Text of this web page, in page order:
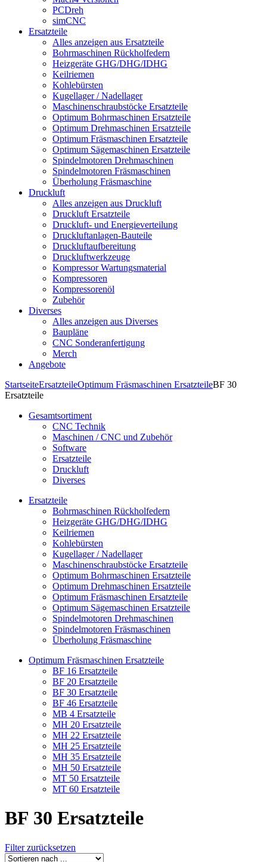
PCDreh
simCNC
Ersatzteile
Alles anzeigen aus Ersatzteile
Bohrmaschinen Rückholfedern
Heizgeräte GHG/DHG/IDHG
Keilriemen
Kohlebürsten
Kugellager / Nadellager
Maschinenschraubstöcke Ersatzteile
Optimum Bohrmaschinen Ersatzteile
Optimum Drehmaschinen Ersatzteile
Optimum Fräsmaschinen Ersatzteile
Optimum Sägemaschinen Ersatzteile
Spindelmotoren Drehmaschinen
Spindelmotoren Fräsmaschinen
Überholung Fräsmaschine
Druckluft
Alles anzeigen aus Druckluft
Druckluft Ersatzteile
Druckluft- und Energieverteilung
Druckluftanlagen-Bauteile
Druckluftaufbereitung
Druckluftwerkzeuge
Kompressor Wartungsmaterial
Kompressoren
Kompressorenöl
Zubehör
Diverses
Alles anzeigen aus Diverses
Baupläne
CNC Sonderanfertigung
Merch
Angebote
StartseiteErsatzteileOptimum Fräsmaschinen ErsatzteileBF 30
Ersatzteile
Gesamtsortiment
CNC Technik
Maschinen / CNC und Zubehör
Software
Ersatzteile
Druckluft
Diverses
Ersatzteile
Bohrmaschinen Rückholfedern
Heizgeräte GHG/DHG/IDHG
Keilriemen
Kohlebürsten
Kugellager / Nadellager
Maschinenschraubstöcke Ersatzteile
Optimum Bohrmaschinen Ersatzteile
Optimum Drehmaschinen Ersatzteile
Optimum Fräsmaschinen Ersatzteile
Optimum Sägemaschinen Ersatzteile
Spindelmotoren Drehmaschinen
Spindelmotoren Fräsmaschinen
Überholung Fräsmaschine
Optimum Fräsmaschinen Ersatzteile
BF 16 Ersatzteile
BF 20 Ersatzteile
BF 30 Ersatzteile
BF 46 Ersatzteile
MB 4 Ersatzteile
MH 20 Ersatzteile
MH 22 Ersatzteile
MH 25 Ersatzteile
MH 35 Ersatzteile
MH 50 Ersatzteile
MT 50 Ersatzteile
MT 60 Ersatzteile
BF 30 Ersatzteile
Filter zurücksetzen